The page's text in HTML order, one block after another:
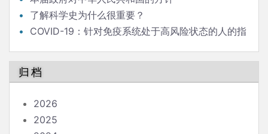
了解科学史为什么很重要？
COVID-19：针对免疫系统处于高风险状态的人的指
归档
2026
2025